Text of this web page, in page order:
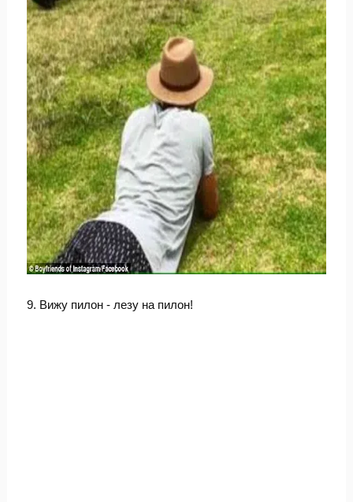
9. Вижу пилон - лезу на пилон!